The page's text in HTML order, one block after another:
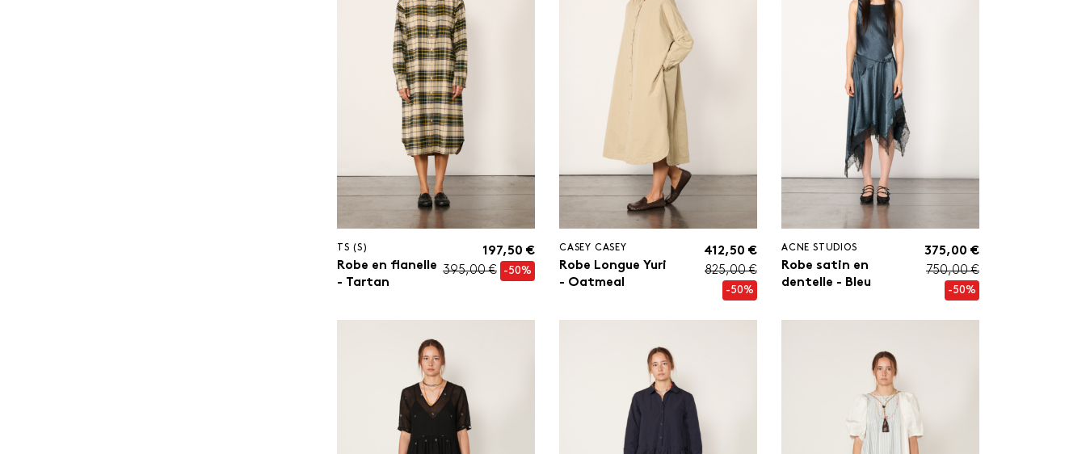
TS (S)
Robe en flanelle
- Tartan
197,50 €
395,00 €
-50%
CASEY CASEY
Robe Longue Yuri
- Oatmeal
412,50 €
825,00 €
-50%
ACNE STUDIOS
Robe satin en
dentelle - Bleu
375,00 €
750,00 €
-50%